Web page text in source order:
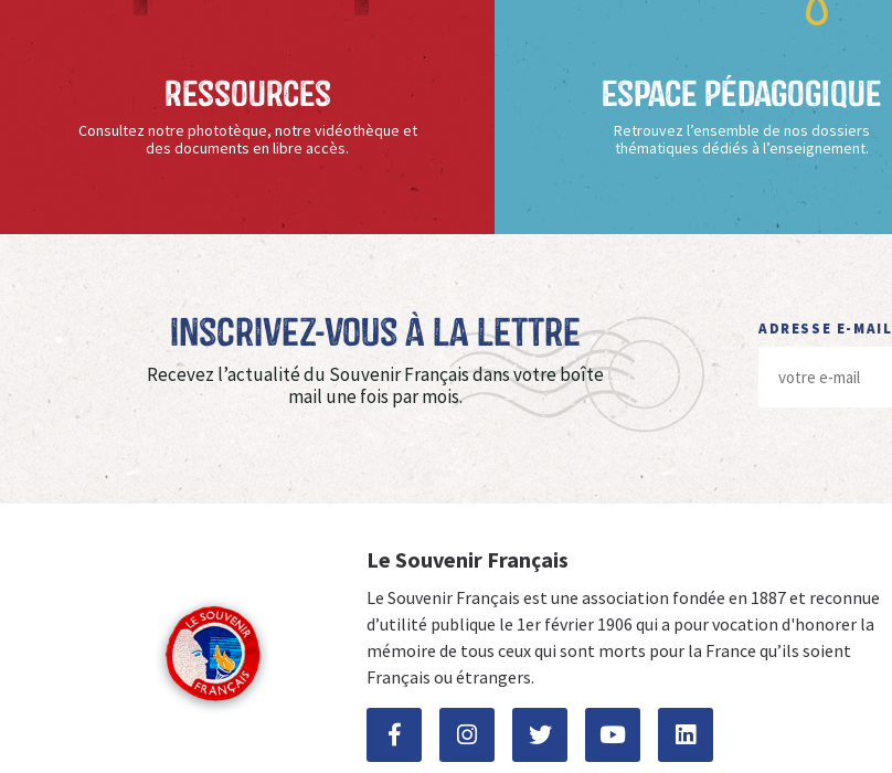
Ressources
Consultez notre phototèque, notre vidéothèque et
des documents en libre accès.
Espace Pédagogique
Retrouvez l’ensemble de nos dossiers
thématiques dédiés à l’enseignement.
Inscrivez-vous à La Lettre
Recevez l’actualité du Souvenir Français dans votre boîte
mail une fois par mois.
ADRESSE E-MAIL
Le Souvenir Français
Le Souvenir Français est une association fondée en 1887 et reconnue
d’utilité publique le 1er février 1906 qui a pour vocation d'honorer la
mémoire de tous ceux qui sont morts pour la France qu’ils soient
Français ou étrangers.